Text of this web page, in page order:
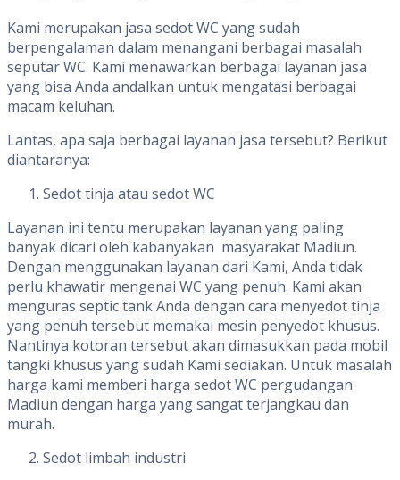
Kami merupakan jasa sedot WC yang sudah
berpengalaman dalam menangani berbagai masalah
seputar WC. Kami menawarkan berbagai layanan jasa
yang bisa Anda andalkan untuk mengatasi berbagai
macam keluhan.
Lantas, apa saja berbagai layanan jasa tersebut? Berikut
diantaranya:
Sedot tinja atau sedot WC
Layanan ini tentu merupakan layanan yang paling
banyak dicari oleh kabanyakan masyarakat Madiun.
Dengan menggunakan layanan dari Kami, Anda tidak
perlu khawatir mengenai WC yang penuh. Kami akan
menguras septic tank Anda dengan cara menyedot tinja
yang penuh tersebut memakai mesin penyedot khusus.
Nantinya kotoran tersebut akan dimasukkan pada mobil
tangki khusus yang sudah Kami sediakan. Untuk masalah
harga kami memberi harga sedot WC pergudangan
Madiun dengan harga yang sangat terjangkau dan
murah.
Sedot limbah industri